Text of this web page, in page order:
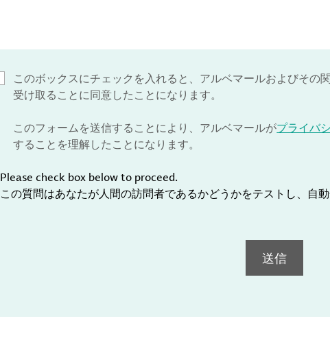
このボックスにチェックを入れると、アルベマールおよびその
受け取ることに同意したことになります。
このフォームを送信することにより、アルベマールがプライバ
することを理解したことになります。
Please check box below to proceed.
この質問はあなたが人間の訪問者であるかどうかをテストし、自
送信